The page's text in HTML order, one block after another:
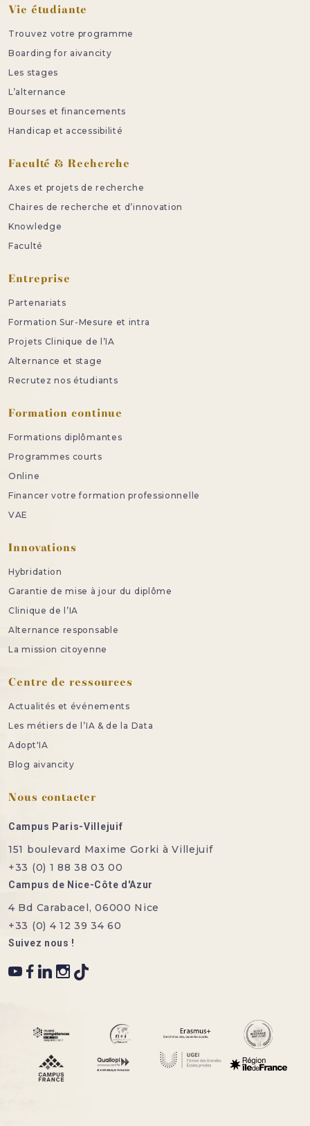
Vie étudiante
Trouvez votre programme
Boarding for aivancity
Les stages
L’alternance
Bourses et financements
Handicap et accessibilité
Faculté & Recherche
Axes et projets de recherche
Chaires de recherche et d’innovation
Knowledge
Faculté
Entreprise
Partenariats
Formation Sur-Mesure et intra
Projets Clinique de l’IA
Alternance et stage
Recrutez nos étudiants
Formation continue
Formations diplômantes
Programmes courts
Online
Financer votre formation professionnelle
VAE
Innovations
Hybridation
Garantie de mise à jour du diplôme
Clinique de l’IA
Alternance responsable
La mission citoyenne
Centre de ressources
Actualités et événements
Les métiers de l’IA & de la Data
Adopt'IA
Blog aivancity
Nous contacter
Campus Paris-Villejuif
151 boulevard Maxime Gorki à Villejuif
+33 (0) 1 88 38 03 00
Campus de Nice-Côte d'Azur
4 Bd Carabacel, 06000 Nice
+33 (0) 4 12 39 34 60
Suivez nous !